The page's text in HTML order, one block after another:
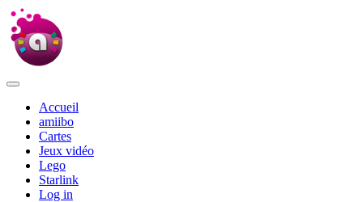
Accueil
amiibo
Cartes
Jeux vidéo
Lego
Starlink
Log in